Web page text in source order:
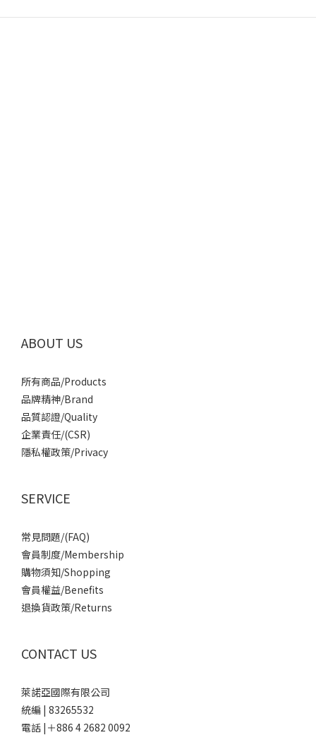
ABOUT US
所有商品/Products
品牌精神/Brand
品質認證/Quality
企業責任/(CSR)
隱私權政策/Privacy
SERVICE
常見問題/(FAQ)
會員制度/Membership
購物須知/Shopping
會員權益/Benefits
退換貨政策/Returns
CONTACT US
萊諾亞國際有限公司
統編 | 83265532
電話 |＋886 4 2682 0092